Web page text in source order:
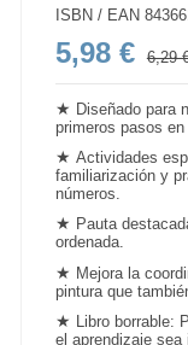
ISBN / EAN
5,98 € 6,29
★ Diseñado para
primeros pasos
★Actividades
familiarización y
números.
★ Pauta
ordenada.
★ Mejora la
pintura que
★ Libro borrable:
el aprendizaje